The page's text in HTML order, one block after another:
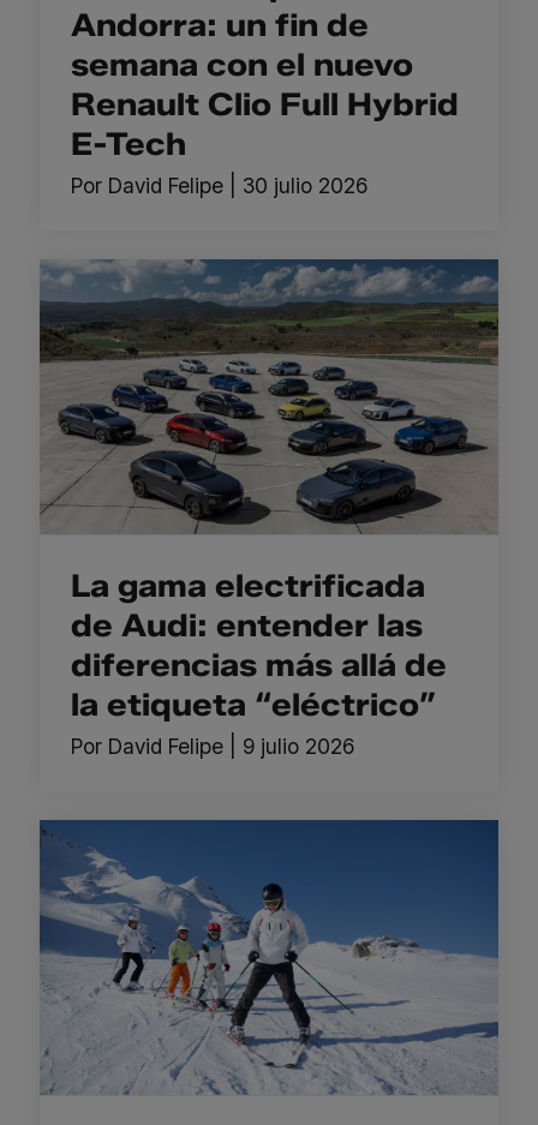
Andorra: un fin de
semana con el nuevo
Renault Clio Full Hybrid
E-Tech
Por David Felipe 30 julio 2026
La gama electrificada
de Audi: entender las
diferencias más allá de
la etiqueta “eléctrico”
Por David Felipe 9 julio 2026